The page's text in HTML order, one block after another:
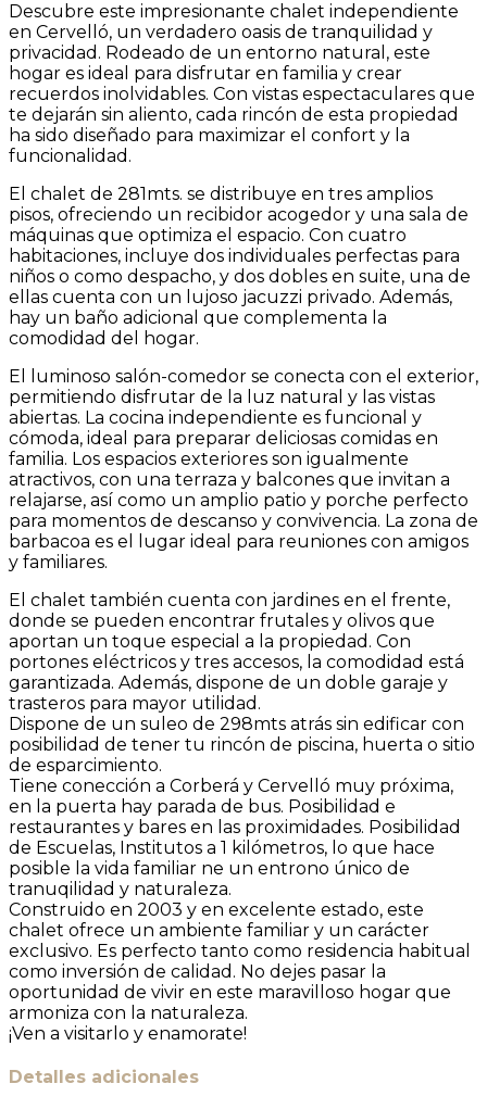
Descubre este impresionante chalet independiente
en Cervelló, un verdadero oasis de tranquilidad y
privacidad. Rodeado de un entorno natural, este
hogar es ideal para disfrutar en familia y crear
recuerdos inolvidables. Con vistas espectaculares que
te dejarán sin aliento, cada rincón de esta propiedad
ha sido diseñado para maximizar el confort y la
funcionalidad.
El chalet de 281mts. se distribuye en tres amplios
pisos, ofreciendo un recibidor acogedor y una sala de
máquinas que optimiza el espacio. Con cuatro
habitaciones, incluye dos individuales perfectas para
niños o como despacho, y dos dobles en suite, una de
ellas cuenta con un lujoso jacuzzi privado. Además,
hay un baño adicional que complementa la
comodidad del hogar.
El luminoso salón-comedor se conecta con el exterior,
permitiendo disfrutar de la luz natural y las vistas
abiertas. La cocina independiente es funcional y
cómoda, ideal para preparar deliciosas comidas en
familia. Los espacios exteriores son igualmente
atractivos, con una terraza y balcones que invitan a
relajarse, así como un amplio patio y porche perfecto
para momentos de descanso y convivencia. La zona de
barbacoa es el lugar ideal para reuniones con amigos
y familiares.
El chalet también cuenta con jardines en el frente,
donde se pueden encontrar frutales y olivos que
aportan un toque especial a la propiedad. Con
portones eléctricos y tres accesos, la comodidad está
garantizada. Además, dispone de un doble garaje y
trasteros para mayor utilidad.
Dispone de un suleo de 298mts atrás sin edificar con
posibilidad de tener tu rincón de piscina, huerta o sitio
de esparcimiento.
Tiene conección a Corberá y Cervelló muy próxima,
en la puerta hay parada de bus. Posibilidad e
restaurantes y bares en las proximidades. Posibilidad
de Escuelas, Institutos a 1 kilómetros, lo que hace
posible la vida familiar ne un entrono único de
tranuqilidad y naturaleza.
Construido en 2003 y en excelente estado, este
chalet ofrece un ambiente familiar y un carácter
exclusivo. Es perfecto tanto como residencia habitual
como inversión de calidad. No dejes pasar la
oportunidad de vivir en este maravilloso hogar que
armoniza con la naturaleza.
¡Ven a visitarlo y enamorate!
Detalles adicionales